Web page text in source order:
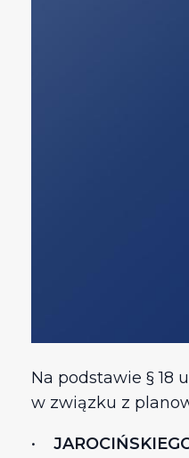
Na podstawie § 18
w związku z
•